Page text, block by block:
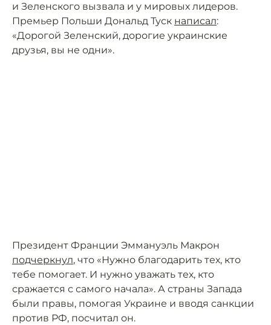
и Зеленского вызвала и у мировых лидеров.
Премьер Польши Дональд Туск написал:
«Дорогой Зеленский, дорогие украинские
друзья, вы не одни».
Президент Франции Эммануэль Макрон
подчеркнул, что «Нужно благодарить тех, кто
тебе помогает. И нужно уважать тех, кто
сражается с самого начала». А страны Запада
были правы, помогая Украине и вводя санкции
против РФ, посчитал он.